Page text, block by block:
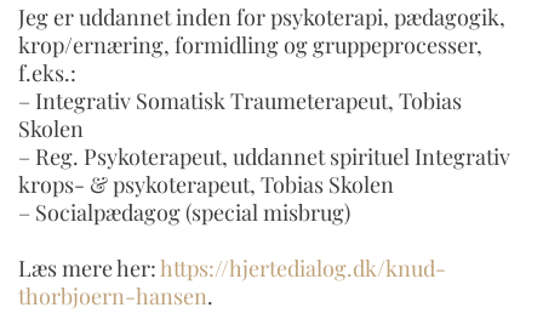
Jeg er uddannet inden for psykoterapi, pædagogik,
krop/ernæring, formidling og gruppeprocesser,
f.eks.:
– Integrativ Somatisk Traumeterapeut, Tobias
Skolen
– Reg. Psykoterapeut, uddannet spirituel Integrativ
krops- & psykoterapeut, Tobias Skolen
– Socialpædagog (special misbrug)
Læs mere her:https://hjertedialog.dk/knud-
thorbjoern-hansen.